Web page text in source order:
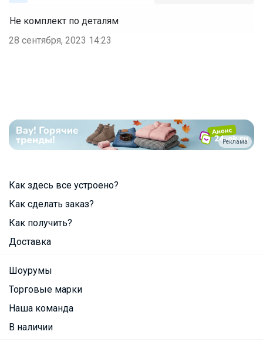
Не комплект по деталям
28 сентября, 2023 14:23
Реклама
Как здесь все устроено?
Как сделать заказ?
Как получить?
Доставка
Шоурумы
Торговые марки
Наша команда
В наличии